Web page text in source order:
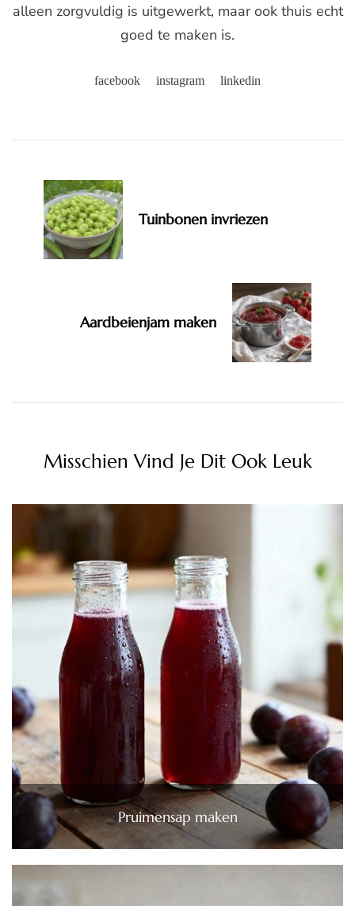
alleen zorgvuldig is uitgewerkt, maar ook thuis echt
goed te maken is.
facebook instagram linkedin
Navigation
Tuinbonen invriezen
Aardbeienjam maken
Misschien Vind Je Dit Ook Leuk
Pruimensap maken